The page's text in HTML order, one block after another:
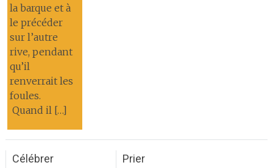
la barque et à
le précéder
sur l’autre
rive, pendant
qu’il
renverrait les
foules.
Quand il […]
Célébrer Prier